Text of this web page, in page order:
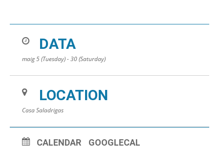
DATA
maig 5 (Tuesday) - 30 (Saturday)
LOCATION
Casa Saladrigas
CALENDAR GOOGLECAL